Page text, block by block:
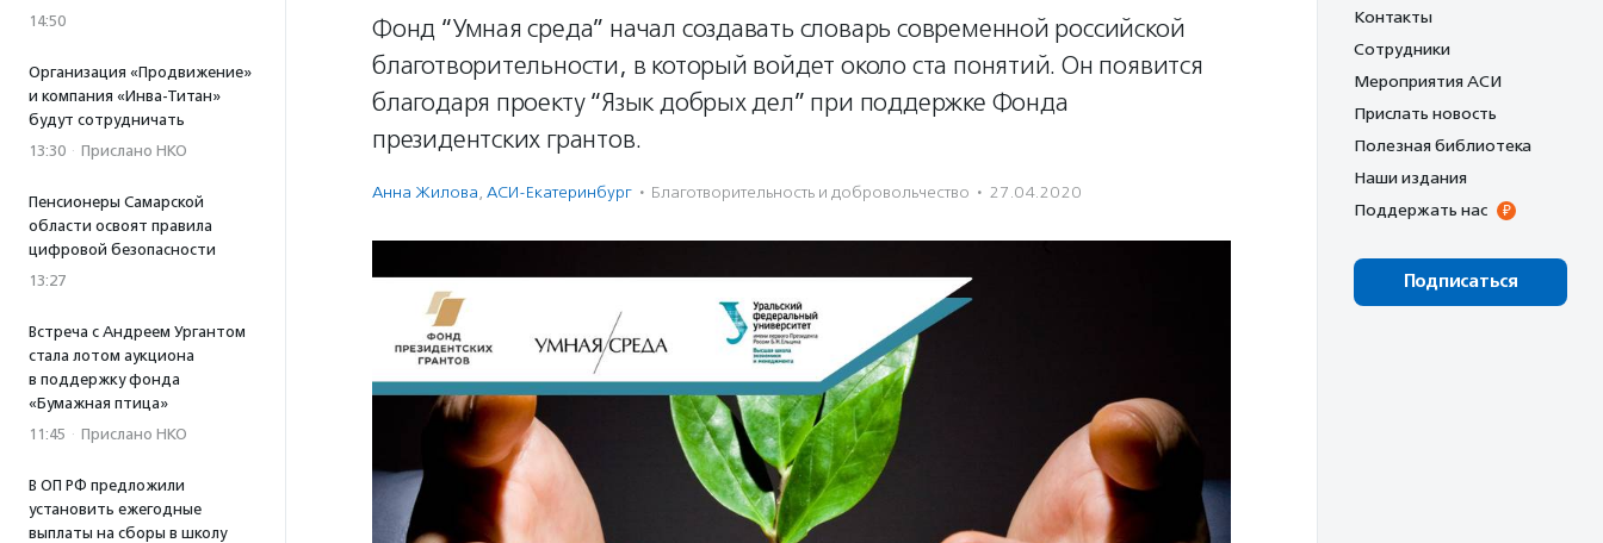
14:50
Организация «Продвижение»
и компания «Инва-Титан»
будут сотрудничать
13:30 · Прислано НКО
Пенсионеры Самарской
области освоят правила
цифровой безопасности
13:27
Встреча с Андреем Ургантом
стала лотом аукциона
в поддержку фонда
«Бумажная птица»
11:45 · Прислано НКО
В ОП РФ предложили
установить ежегодные
выплаты на сборы в школу
Фонд “Умная среда” начал создавать словарь современной российской
благотворительности, в который войдет около ста понятий. Он появится
благодаря проекту “Язык добрых дел” при поддержке Фонда
президентских грантов.
Анна Жилова, АСИ-Екатеринбург · Благотвори­тель­ность и доброволь­чест­во · 27.04.2020
Контакты
Сотрудники
Мероприятия АСИ
Прислать новость
Полезная библиотека
Наши издания
Поддержать нас
Подписаться